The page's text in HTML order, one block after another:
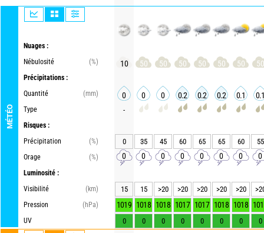
MÉTÉO
Nuages :
Nébulosité
(%)
Précipitations :
Quantité
(mm)
Type
Risques :
Précipitation
(%)
Orage
(%)
Luminosité :
Visibilité
(km)
Pression
(hPa)
UV
10 50 50 50 50 50 50 50
0 0 0 0.2 0.2 0.2 0.1
-
0 35 45 60 65 65 60 55
0 0 0 0 0 0 0 0
15 15 >20 >20 >20 >20 >20
1019 1018 1018 1017 1017 1018 1018
0 0 0 0 0 0 0 0